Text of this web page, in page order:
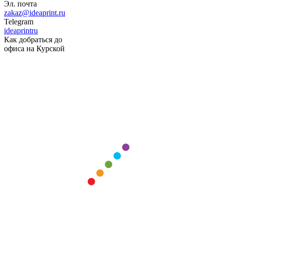
Эл. почта
zakaz@ideaprint.ru
Telegram
ideaprintru
Как добраться до
офиса на Курской